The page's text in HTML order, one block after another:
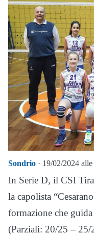
Sondrio · 19/02/2024
In Serie D, il CSI
la capolista
formazione che
(Parziali: 20/25 –